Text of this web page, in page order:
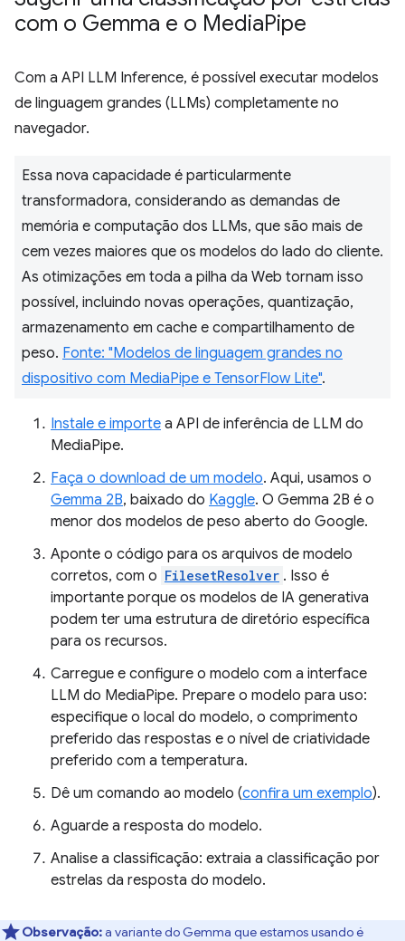
com o Gemma e o MediaPipe
Com a API LLM Inference, é possível executar modelos
de linguagem grandes (LLMs) completamente no
navegador.
Essa nova capacidade é particularmente
transformadora, considerando as demandas de
memória e computação dos LLMs, que são mais de
cem vezes maiores que os modelos do lado do cliente.
As otimizações em toda a pilha da Web tornam isso
possível, incluindo novas operações, quantização,
armazenamento em cache e compartilhamento de
peso. Fonte: "Modelos de linguagem grandes no
dispositivo com MediaPipe e TensorFlow Lite".
Instale e importe a API de inferência de LLM do
MediaPipe.
Faça o download de um modelo. Aqui, usamos o
Gemma 2B, baixado do Kaggle. O Gemma 2B é o
menor dos modelos de peso aberto do Google.
Aponte o código para os arquivos de modelo
corretos, com o FilesetResolver . Isso é
importante porque os modelos de IA generativa
podem ter uma estrutura de diretório específica
para os recursos.
Carregue e configure o modelo com a interface
LLM do MediaPipe. Prepare o modelo para uso:
especifique o local do modelo, o comprimento
preferido das respostas e o nível de criatividade
preferido com a temperatura.
Dê um comando ao modelo (confira um exemplo).
Aguarde a resposta do modelo.
Analise a classificação: extraia a classificação por
estrelas da resposta do modelo.
Observação:a variante do Gemma que estamos usando é